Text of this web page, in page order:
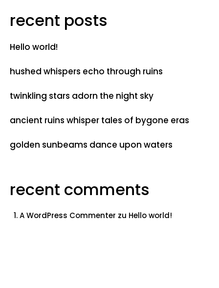
recent posts
Hello world!
hushed whispers echo through ruins
twinkling stars adorn the night sky
ancient ruins whisper tales of bygone eras
golden sunbeams dance upon waters
recent comments
A WordPress Commenter zu Hello world!